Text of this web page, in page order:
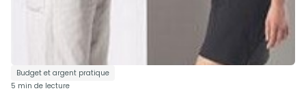
Budget et argent pratique
5 min de lecture